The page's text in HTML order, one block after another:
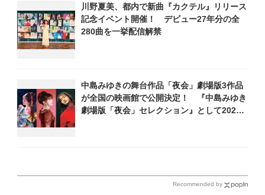
川野夏美、都内で新曲『カクテル』リリース
記念イベント開催！ デビュー27年分の全
280曲を一挙配信解禁
中島みゆきの舞台作品「夜会」劇場版3作品
が全国の映画館で公開決定！ 『中島みゆき
劇場版「夜会」セレクション』として2026
Recommended by